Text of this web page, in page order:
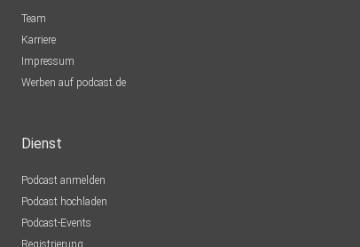
jquevedo
Maxgrete
Itzehoe
sly1806
Team
Karriere
Impressum
Werben auf podcast.de
Dienst
Podcast anmelden
Podcast hochladen
Podcast-Events
Registrierung